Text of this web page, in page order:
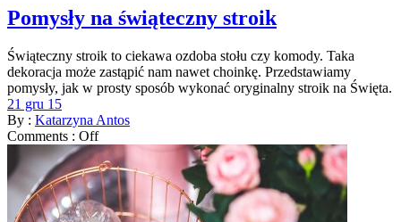
Pomysły na świąteczny stroik
Świąteczny stroik to ciekawa ozdoba stołu czy komody. Taka
dekoracja może zastąpić nam nawet choinkę. Przedstawiamy
pomysły, jak w prosty sposób wykonać oryginalny stroik na Święta.
21 gru 15
By : Katarzyna Antos
Comments : Off